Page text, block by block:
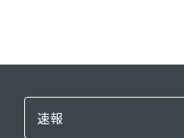
速報